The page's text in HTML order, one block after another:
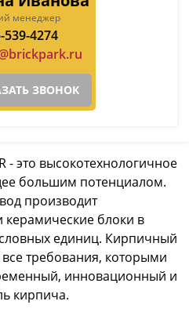
менеджер
539-4274
ЗВОНОК
- это высокотехнологичное
большим потенциалом.
производит
блоки в
единиц. Кирпичный
требования, которыми
инновационный и
кирпича.